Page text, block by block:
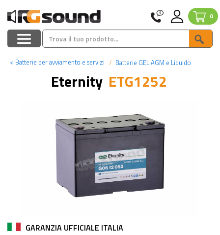
0
< Batterie per avviamento e servizi Batterie GEL AGM e Liquido
Eternity ETG1252
GARANZIA UFFICIALE ITALIA